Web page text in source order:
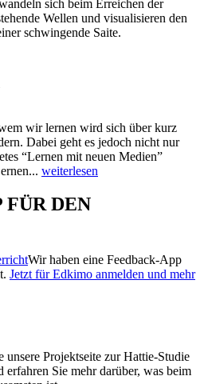
sich beim Erreichen der
Wellen und visualisieren den
schwingende Saite.
wir lernen wird sich über kurz
Dabei geht es jedoch nicht nur
“Lernen mit neuen Medien”
weiterlesen
FÜR DEN
Wir haben eine Feedback-App
Jetzt für Edkimo anmelden und mehr
unsere Projektseite zur Hattie-Studie
erfahren Sie mehr darüber, was beim